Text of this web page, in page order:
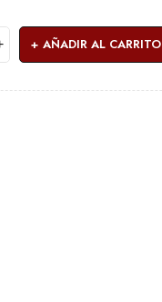
AÑADIR AL CARRITO